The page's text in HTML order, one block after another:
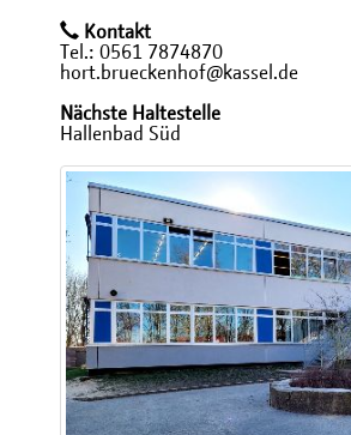
Kontakt
Tel.: 0561 7874870
hort.brueckenhof@kassel.de
Nächste Haltestelle
Hallenbad Süd